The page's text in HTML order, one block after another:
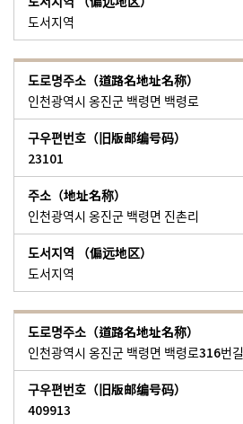
도서지역
인천광역시 옹진군 백령면 백령로
23101
인천광역시 옹진군 백령면 진촌리
도서지역
인천광역시 옹진군 백령면 백령로316번길
409913